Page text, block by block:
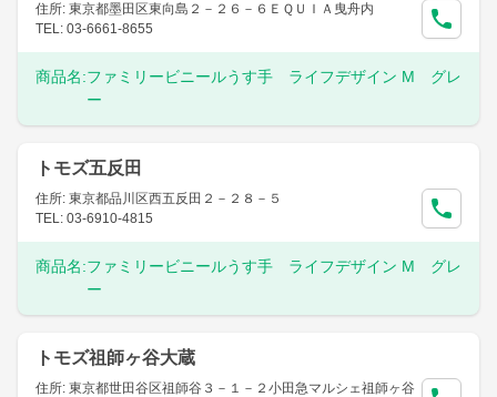
住所: 東京都墨田区東向島２－２６－６ＥＱＵＩＡ曳舟内
TEL: 03-6661-8655
商品名:ファミリービニールうす手 ライフデザイン M グレ
ー
トモズ五反田
住所: 東京都品川区西五反田２－２８－５
TEL: 03-6910-4815
商品名:ファミリービニールうす手 ライフデザイン M グレ
ー
トモズ祖師ヶ谷大蔵
住所: 東京都世田谷区祖師谷３－１－２小田急マルシェ祖師ヶ谷